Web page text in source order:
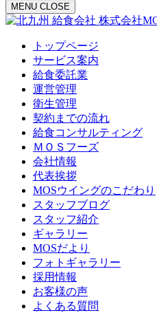
MENU CLOSE
トップページ
サービス案内
給食委託業
運営管理
衛生管理
契約までの流れ
給食コンサルティング
ＭＯＳフーズ
会社情報
代表挨拶
MOSウイングのこだわり
スタッフブログ
スタッフ紹介
ギャラリー
MOSだより
フォトギャラリー
採用情報
お客様の声
よくある質問